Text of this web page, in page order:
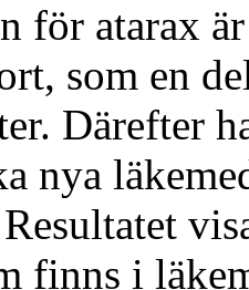
för atarax
som en
Därefter
nya
finns i